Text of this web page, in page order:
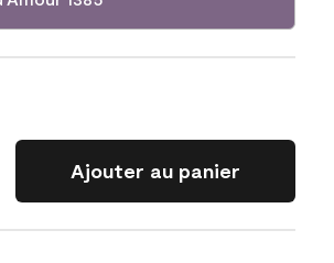
Ajouter au panier